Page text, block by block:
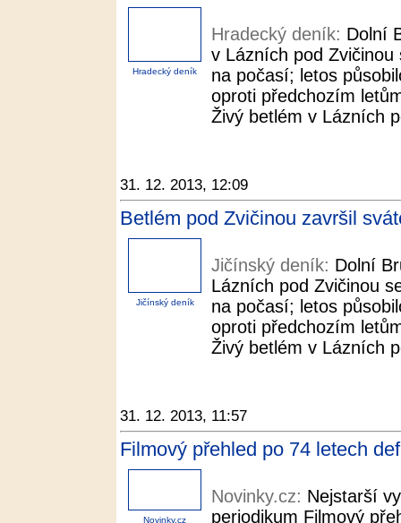
Hradecký deník
Hradecký deník: Dolní
v Lázních pod
na počasí; letos
oproti předchozím
Živý betlém v Lázních
31. 12. 2013, 12:09
Betlém pod Zvičinou završil
Jičínský deník
Jičínský deník: Dolní
Lázních pod Zvičinou
na počasí; letos
oproti předchozím
Živý betlém v Lázních
31. 12. 2013, 11:57
Filmový přehled po 74 letech
Novinky.cz
Novinky.cz: Nejstarší
periodikum Filmový